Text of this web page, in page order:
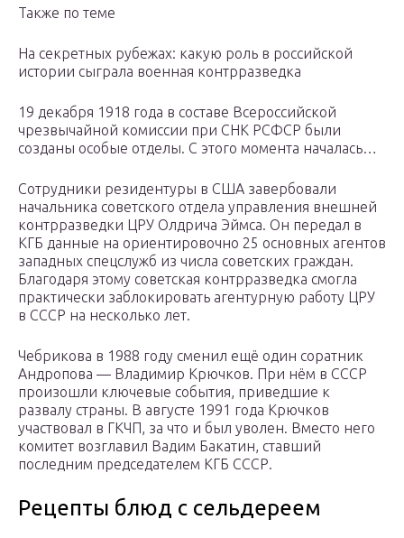
Также по теме
На секретных рубежах: какую роль в российской
истории сыграла военная контрразведка
19 декабря 1918 года в составе Всероссийской
чрезвычайной комиссии при СНК РСФСР были
созданы особые отделы. С этого момента началась…
Сотрудники резидентуры в США завербовали
начальника советского отдела управления внешней
контрразведки ЦРУ Олдрича Эймса. Он передал в
КГБ данные на ориентировочно 25 основных агентов
западных спецслужб из числа советских граждан.
Благодаря этому советская контрразведка смогла
практически заблокировать агентурную работу ЦРУ
в СССР на несколько лет.
Чебрикова в 1988 году сменил ещё один соратник
Андропова — Владимир Крючков. При нём в СССР
произошли ключевые события, приведшие к
развалу страны. В августе 1991 года Крючков
участвовал в ГКЧП, за что и был уволен. Вместо него
комитет возглавил Вадим Бакатин, ставший
последним председателем КГБ СССР.
Рецепты блюд с сельдереем